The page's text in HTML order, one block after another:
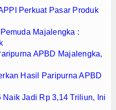
Perkuat Pasar Produk
Majalengka :
APBD Majalengka,
Hasil Paripurna APBD
Jadi Rp 3,14 Triliun, Ini